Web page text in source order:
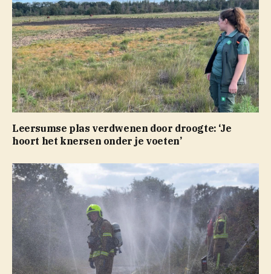
Leersumse plas verdwenen door droogte: ‘Je
hoort het knersen onder je voeten’